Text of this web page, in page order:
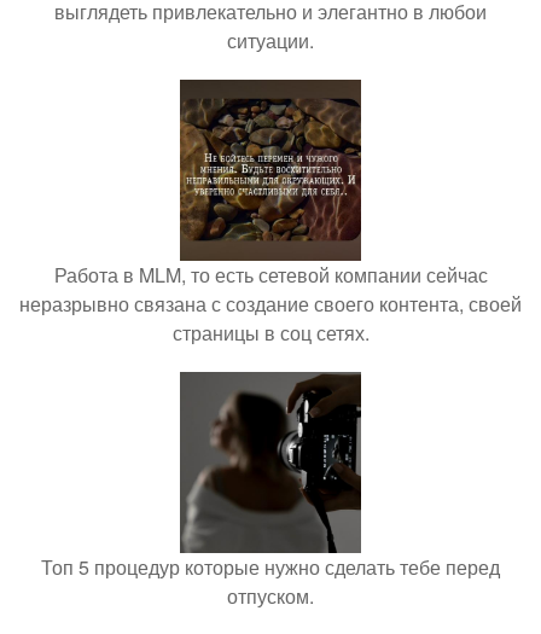
выглядеть привлекательно и элегантно в любои
ситуации.
Работа в MLM, то есть сетевой компании сейчас
неразрывно связана с создание своего контента, своей
страницы в соц сетях.
Топ 5 процедур которые нужно сделать тебе перед
отпуском.